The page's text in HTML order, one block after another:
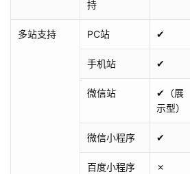
持
多站支持 PC站 ✔
手机站 ✔
微信站
✔（展
示型）
微信小程序 ✔
百度小程序 ✗